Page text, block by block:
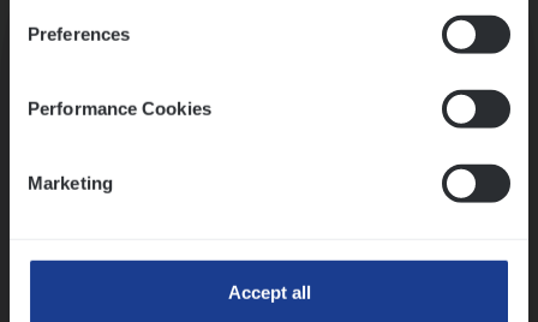
Preferences
Performance Cookies
Marketing
Accept all